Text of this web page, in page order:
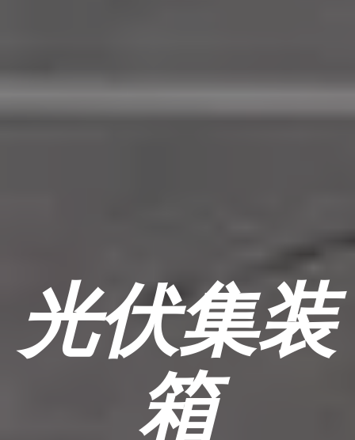
光伏集装
箱